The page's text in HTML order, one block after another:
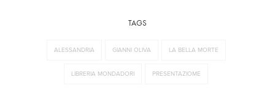
TAGS
ALESSANDRIA GIANNI OLIVA LA BELLA MORTE
LIBRERIA MONDADORI PRESENTAZIOME